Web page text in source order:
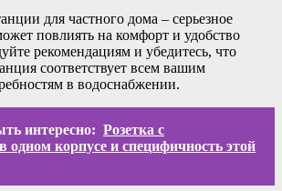
для частного дома – серьезное
повлиять на комфорт и удобство
рекомендациям и убедитесь, что
соответствует всем вашим
в водоснабжении.
интересно: Розетка с
корпусе и специфичность этой